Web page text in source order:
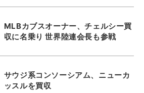
MLBカブスオーナー、チェルシー買
収に名乗り 世界陸連会長も参戦
サウジ系コンソーシアム、ニューカ
ッスルを買収